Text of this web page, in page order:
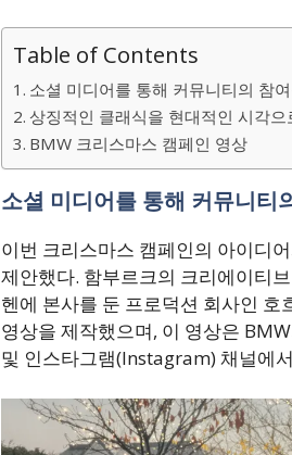
Table of Contents
소셜 미디어를 통해 커뮤니티의 참
상징적인 클래식을 현대적인 시각으
BMW 크리스마스 캠페인 영상
소셜 미디어를 통해 커뮤니티
이번 크리스마스 캠페인의 아이디
제안했다. 함부르크의 크리에이티
헨에 본사를 둔 프로덕션 회사인
영상을 제작했으며, 이 영상은
및 인스타그램(Instagram) 채널에